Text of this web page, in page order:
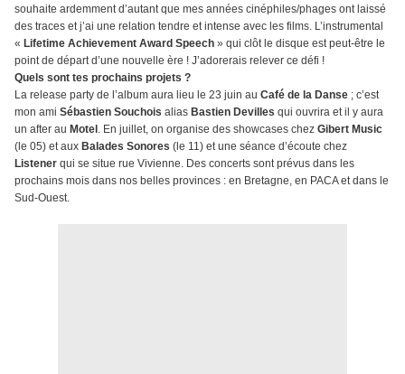
souhaite ardemment d’autant que mes années cinéphiles/phages ont laissé
des traces et j’ai une relation tendre et intense avec les films. L’instrumental
« Lifetime Achievement Award Speech » qui clôt le disque est peut-être le
point de départ d’une nouvelle ère ! J’adorerais relever ce défi !
Quels sont tes prochains projets ?
La release party de l’album aura lieu le 23 juin au Café de la Danse ; c’est
mon ami Sébastien Souchois alias Bastien Devilles qui ouvrira et il y aura
un after au Motel . En juillet, on organise des showcases chez Gibert Music
(le 05) et aux Balades Sonores (le 11) et une séance d’écoute chez
Listener qui se situe rue Vivienne. Des concerts sont prévus dans les
prochains mois dans nos belles provinces : en Bretagne, en PACA et dans le
Sud-Ouest.